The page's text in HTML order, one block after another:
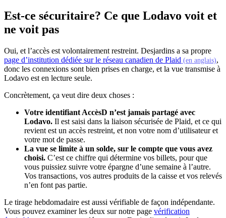
Est-ce sécuritaire? Ce que Lodavo voit et
ne voit pas
Oui, et l’accès est volontairement restreint. Desjardins a sa propre
page d’institution dédiée sur le réseau canadien de Plaid (en anglais),
donc les connexions sont bien prises en charge, et la vue transmise à
Lodavo est en lecture seule.
Concrètement, ça veut dire deux choses :
Votre identifiant AccèsD n’est jamais partagé avec
Lodavo. Il est saisi dans la liaison sécurisée de Plaid, et ce qui
revient est un accès restreint, et non votre nom d’utilisateur et
votre mot de passe.
La vue se limite à un solde, sur le compte que vous avez
choisi. C’est ce chiffre qui détermine vos billets, pour que
vous puissiez suivre votre épargne d’une semaine à l’autre.
Vos transactions, vos autres produits de la caisse et vos relevés
n’en font pas partie.
Le tirage hebdomadaire est aussi vérifiable de façon indépendante.
Vous pouvez examiner les deux sur notre page vérification